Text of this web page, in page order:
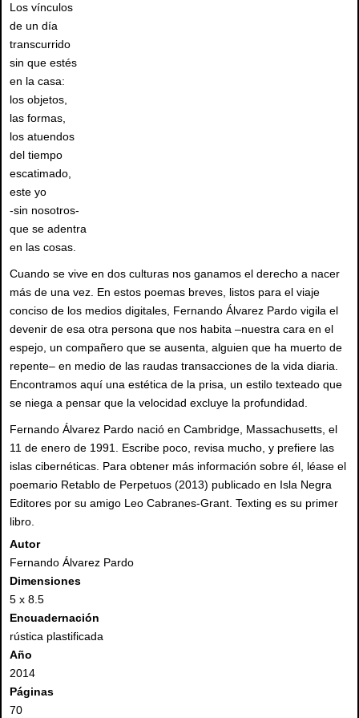
Los vínculos
de un día
transcurrido
sin que estés
en la casa:
los objetos,
las formas,
los atuendos
del tiempo
escatimado,
este yo
-sin nosotros-
que se adentra
en las cosas.
Cuando se vive en dos culturas nos ganamos el derecho a nacer
más de una vez. En estos poemas breves, listos para el viaje
conciso de los medios digitales, Fernando Álvarez Pardo vigila el
devenir de esa otra persona que nos habita –nuestra cara en el
espejo, un compañero que se ausenta, alguien que ha muerto de
repente– en medio de las raudas transacciones de la vida diaria.
Encontramos aquí una estética de la prisa, un estilo texteado que
se niega a pensar que la velocidad excluye la profundidad.
Fernando Álvarez Pardo nació en Cambridge, Massachusetts, el
11 de enero de 1991. Escribe poco, revisa mucho, y prefiere las
islas cibernéticas. Para obtener más información sobre él, léase el
poemario Retablo de Perpetuos (2013) publicado en Isla Negra
Editores por su amigo Leo Cabranes-Grant. Texting es su primer
libro.
Autor
Fernando Álvarez Pardo
Dimensiones
5 x 8.5
Encuadernación
rústica plastificada
Año
2014
Páginas
70